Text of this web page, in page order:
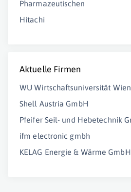
Pharmazeutischen
Hitachi
Aktuelle Firmen
WU Wirtschaftsuniversität Wien
Shell Austria GmbH
Pfeifer Seil- und Hebetechnik
ifm electronic gmbh
KELAG Energie & Wärme GmbH